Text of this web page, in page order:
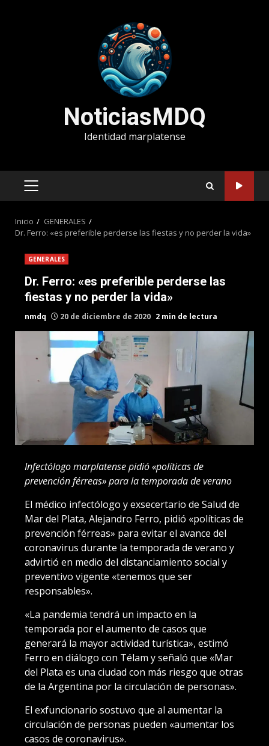
NoticiasMDQ
Identidad marplatense
MENÚ
Inicio
GENERALES
Dr. Ferro: «es preferible perderse las fiestas y no perder la vida»
GENERALES
Dr. Ferro: «es preferible perderse las
fiestas y no perder la vida»
nmdq 20 de diciembre de 2020 2 min de lectura
Infectólogo marplatense pidió «políticas de
prevención férreas» para la temporada de verano
El médico infectólogo y exsecertario de Salud de
Mar del Plata, Alejandro Ferro, pidió «políticas de
prevención férreas» para evitar el avance del
coronavirus durante la temporada de verano y
advirtió en medio del distanciamiento social y
preventivo vigente «tenemos que ser
responsables».
«La pandemia tendrá un impacto en la
temporada por el aumento de casos que
generará la mayor actividad turística», estimó
Ferro en diálogo con Télam y señaló que «Mar
del Plata es una ciudad con más riesgo que otras
de la Argentina por la circulación de personas».
El exfuncionario sostuvo que al aumentar la
circulación de personas pueden «aumentar los
casos de coronavirus».